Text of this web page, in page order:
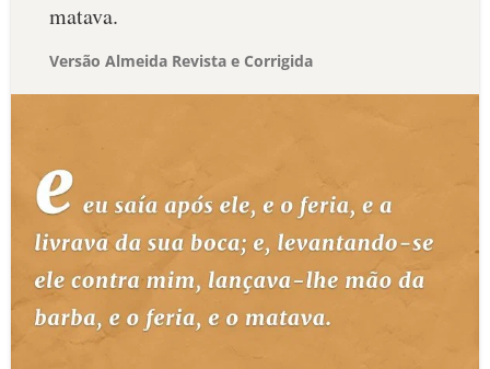
matava.
Versão Almeida Revista e Corrigida